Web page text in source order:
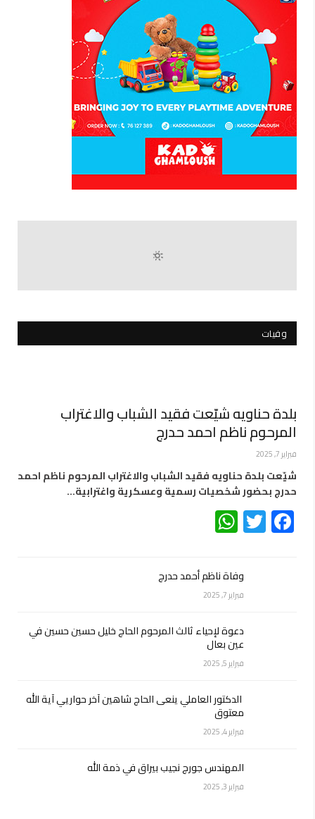
وفيات
بلدة حناويه شيّعت فقيد الشباب والاغتراب
المرحوم ناظم احمد حدرج
فبراير 7, 2025
شيّعت بلدة حناويه فقيد الشباب والاغتراب المرحوم ناظم احمد
حدرج بحضور شخصيات رسمية وعسكرية واغترابية…
Facebook
Twitter
وفاة ناظم أحمد حدرج
فبراير 7, 2025
دعوة لإحياء ثالث المرحوم الحاج خليل حسين حسين في
عين بعال
فبراير 5, 2025
الدكتور العاملي ينعى الحاج شاهين آخر حواريي آية الله
معتوق
فبراير 4, 2025
المهندس جورج نجيب بيراق في ذمة الله
فبراير 3, 2025